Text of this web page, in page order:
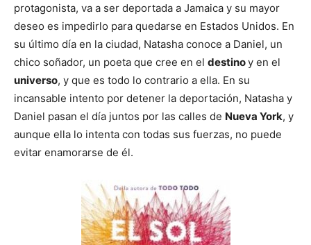
protagonista, va a ser deportada a Jamaica y su mayor
deseo es impedirlo para quedarse en Estados Unidos. En
su último día en la ciudad, Natasha conoce a Daniel, un
chico soñador, un poeta que cree en el destinoy en el
universo, y que es todo lo contrario a ella. En su
incansable intento por detener la deportación, Natasha y
Daniel pasan el día juntos por las calles de Nueva York, y
aunque ella lo intenta con todas sus fuerzas, no puede
evitar enamorarse de él.